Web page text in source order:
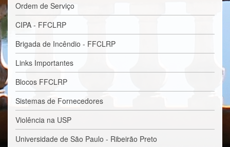
A
de
Pesquisadores
Oportunidades
Formulários
Notícias
Contato
Ordem de Serviço
CIPA - FFCLRP
Brigada de Incêndio - FFCLRP
Links Importantes
Blocos FFCLRP
Sistemas de Fornecedores
Violência na USP
Universidade de São Paulo - Ribeirão Preto